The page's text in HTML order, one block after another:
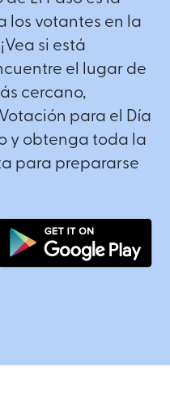
los votantes en la
si está
el lugar de
cercano,
para el Día
y obtenga toda la
para prepararse